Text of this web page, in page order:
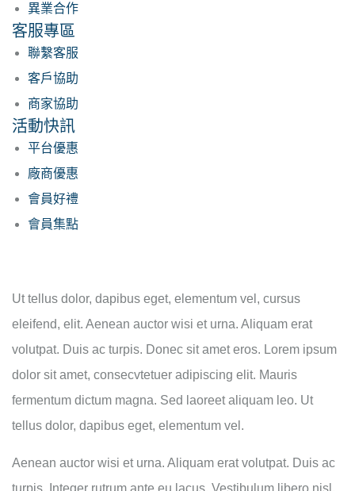
異業合作
客服專區
聯繫客服
客戶協助
商家協助
活動快訊
平台優惠
廠商優惠
會員好禮
會員集點
Ut tellus dolor, dapibus eget, elementum vel, cursus
eleifend, elit. Aenean auctor wisi et urna. Aliquam erat
volutpat. Duis ac turpis. Donec sit amet eros. Lorem ipsum
dolor sit amet, consecvtetuer adipiscing elit. Mauris
fermentum dictum magna. Sed laoreet aliquam leo. Ut
tellus dolor, dapibus eget, elementum vel.
Aenean auctor wisi et urna. Aliquam erat volutpat. Duis ac
turpis. Integer rutrum ante eu lacus. Vestibulum libero nisl,